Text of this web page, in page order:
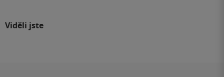
Viděli jste